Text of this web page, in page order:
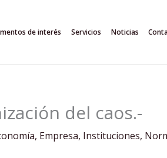
de interés Servicios Noticias
del caos.-
, Empresa, Instituciones,